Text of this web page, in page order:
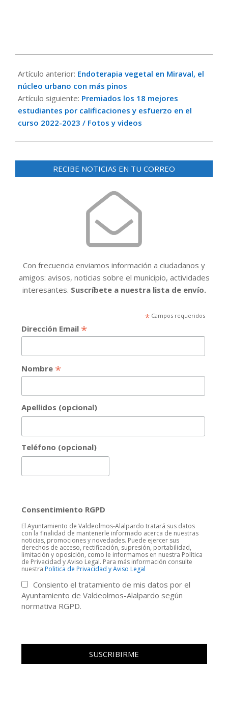
11-
13
Artículo anterior: Endoterapia vegetal en Miraval, el
núcleo urbano con más pinos
Artículo siguiente: Premiados los 18 mejores
estudiantes por calificaciones y esfuerzo en el
curso 2022-2023 / Fotos y videos
RECIBE NOTICIAS EN TU CORREO
Con frecuencia enviamos información a ciudadanos y
amigos: avisos, noticias sobre el municipio, actividades
interesantes. Suscríbete a nuestra lista de envío.
*Campos requeridos
Dirección Email *
Nombre *
Apellidos (opcional)
Teléfono (opcional)
Consentimiento RGPD
El Ayuntamiento de Valdeolmos-Alalpardo tratará sus datos
con la finalidad de mantenerle informado acerca de nuestras
noticias, promociones y novedades. Puede ejercer sus
derechos de acceso, rectificación, supresión, portabilidad,
limitación y oposición, como le informamos en nuestra Política
de Privacidad y Aviso Legal. Para más información consulte
nuestra Politica de Privacidad y Aviso Legal
Consiento el tratamiento de mis datos por el
Ayuntamiento de Valdeolmos-Alalpardo según
normativa RGPD.